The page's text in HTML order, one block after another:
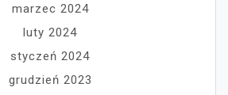
marzec 2024
luty 2024
styczeń 2024
grudzień 2023